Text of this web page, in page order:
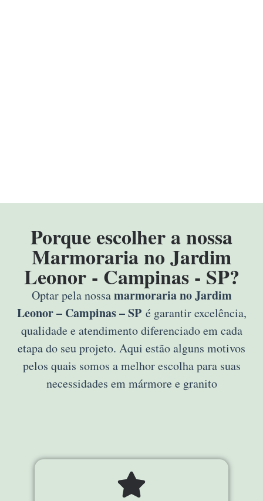
Porque escolher a nossa
Marmoraria no Jardim
Leonor - Campinas - SP?
Optar pela nossamarmoraria no Jardim
Leonor – Campinas – SPé garantir excelência,
qualidade e atendimento diferenciado em cada
etapa do seu projeto. Aqui estão alguns motivos
pelos quais somos a melhor escolha para suas
necessidades em mármore e granito